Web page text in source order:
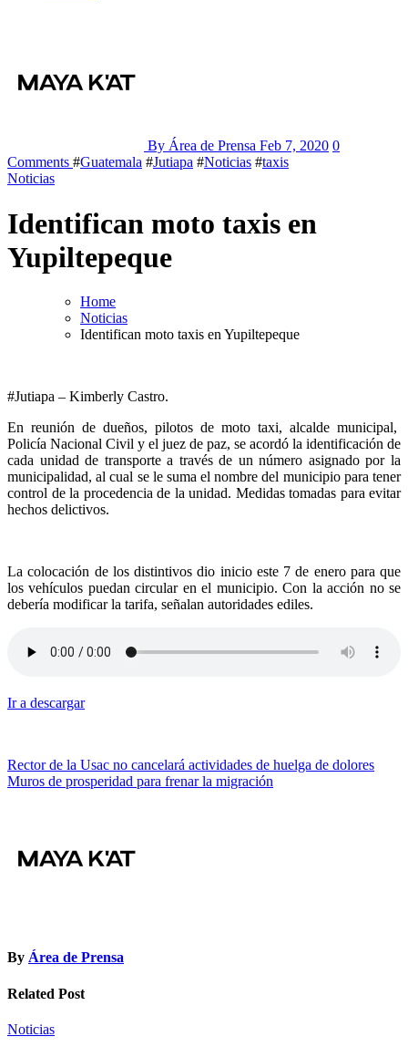
By Área de Prensa Feb 7, 2020 0
Comments #Guatemala #Jutiapa #Noticias #taxis
Noticias
Identifican moto taxis en
Yupiltepeque
Home
Noticias
Identifican moto taxis en Yupiltepeque
#Jutiapa – Kimberly Castro.
En reunión de dueños, pilotos de moto taxi, alcalde municipal,
Policía Nacional Civil y el juez de paz, se acordó la identificación de
cada unidad de transporte a través de un número asignado por la
municipalidad, al cual se le suma el nombre del municipio para tener
control de la procedencia de la unidad. Medidas tomadas para evitar
hechos delictivos.
La colocación de los distintivos dio inicio este 7 de enero para que
los vehículos puedan circular en el municipio. Con la acción no se
debería modificar la tarifa, señalan autoridades ediles.
Ir a descargar
Navegación
de
Rector de la Usac no cancelará actividades de huelga de dolores
Muros de prosperidad para frenar la migración
By Área de Prensa
Related Post
Noticias